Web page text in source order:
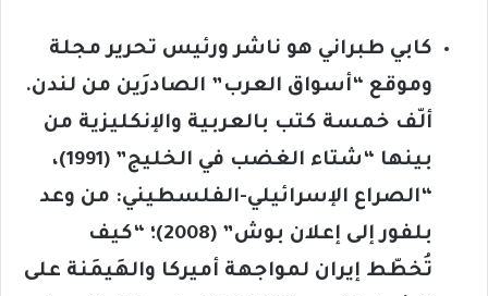
كابي طبراني هو ناشر ورئيس تحرير مجلة
وموقع “أسواق العرب” الصادرَين من لندن.
ألّف خمسة كتب بالعربية والإنكليزية من
بينها “شتاء الغضب في الخليج” (1991)،
“الصراع الإسرائيلي-الفلسطيني: من وعد
بلفور إلى إعلان بوش” (2008)؛ “كيف
تُخطّط إيران لمواجهة أميركا والهَيمَنة على